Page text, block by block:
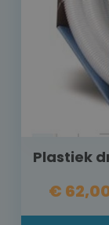
Plastiek
€